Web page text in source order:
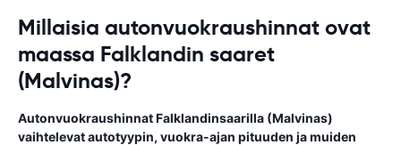
Millaisia autonvuokraushinnat ovat
maassa Falklandin saaret
(Malvinas)?
Autonvuokraushinnat Falklandinsaarilla (Malvinas)
vaihtelevat autotyypin, vuokra-ajan pituuden ja muiden